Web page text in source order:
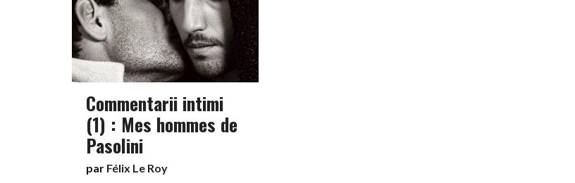
Commentarii intimi
(1) : Mes hommes de
Pasolini
par Félix Le Roy